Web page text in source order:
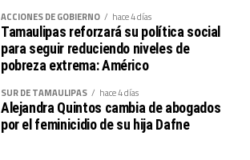
ACCIONES DE GOBIERNO hace 4 días
Tamaulipas reforzará su política social
para seguir reduciendo niveles de
pobreza extrema: Américo
SUR DE TAMAULIPAS hace 4 días
Alejandra Quintos cambia de abogados
por el feminicidio de su hija Dafne